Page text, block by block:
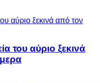
του αύριο ξεκινά